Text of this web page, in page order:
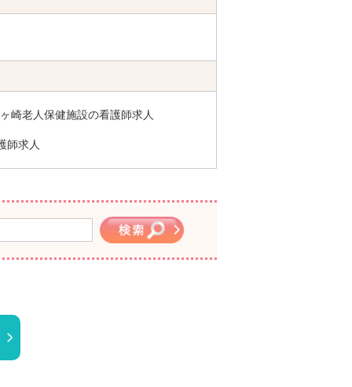
崎老人保健施設の看護師求人
師求人